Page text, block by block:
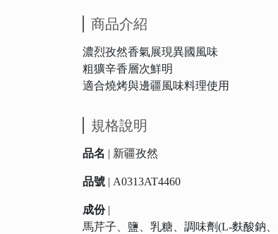
商品介紹
濃烈孜然香氣展現異國風味
粗獷辛香層次鮮明
適合燒烤與邊疆風味料理使用
規格說明
品名 | 新疆孜然
品號 | A0313AT4460
成份|
馬芹子、鹽、乳糖、調味劑(L-麩酸鈉